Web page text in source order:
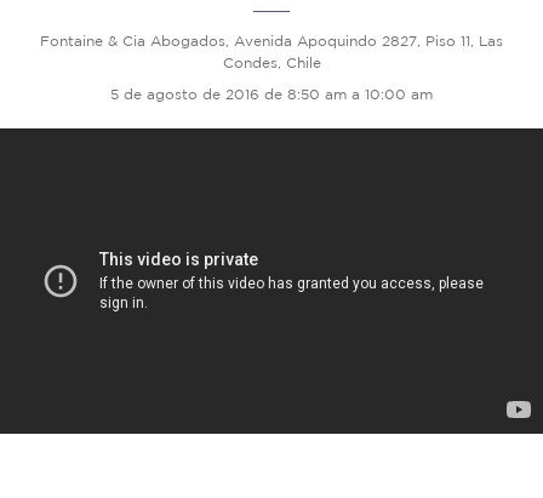
Fontaine & Cia Abogados, Avenida Apoquindo 2827, Piso 11, Las
Condes, Chile
5 de agosto de 2016 de 8:50 am a 10:00 am